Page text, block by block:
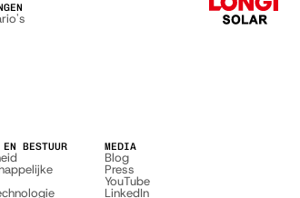
BESTUUR MEDIA
Blog
Press
YouTube
LinkedIn